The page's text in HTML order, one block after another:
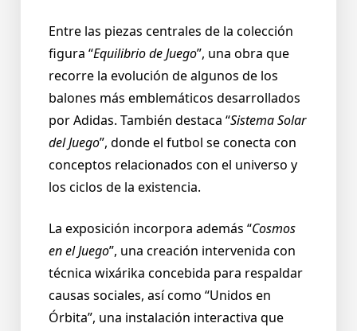
Entre las piezas centrales de la colección
figura “Equilibrio de Juego”, una obra que
recorre la evolución de algunos de los
balones más emblemáticos desarrollados
por Adidas. También destaca “Sistema Solar
del Juego”, donde el futbol se conecta con
conceptos relacionados con el universo y
los ciclos de la existencia.
La exposición incorpora además “Cosmos
en el Juego”, una creación intervenida con
técnica wixárika concebida para respaldar
causas sociales, así como “Unidos en
Órbita”, una instalación interactiva que